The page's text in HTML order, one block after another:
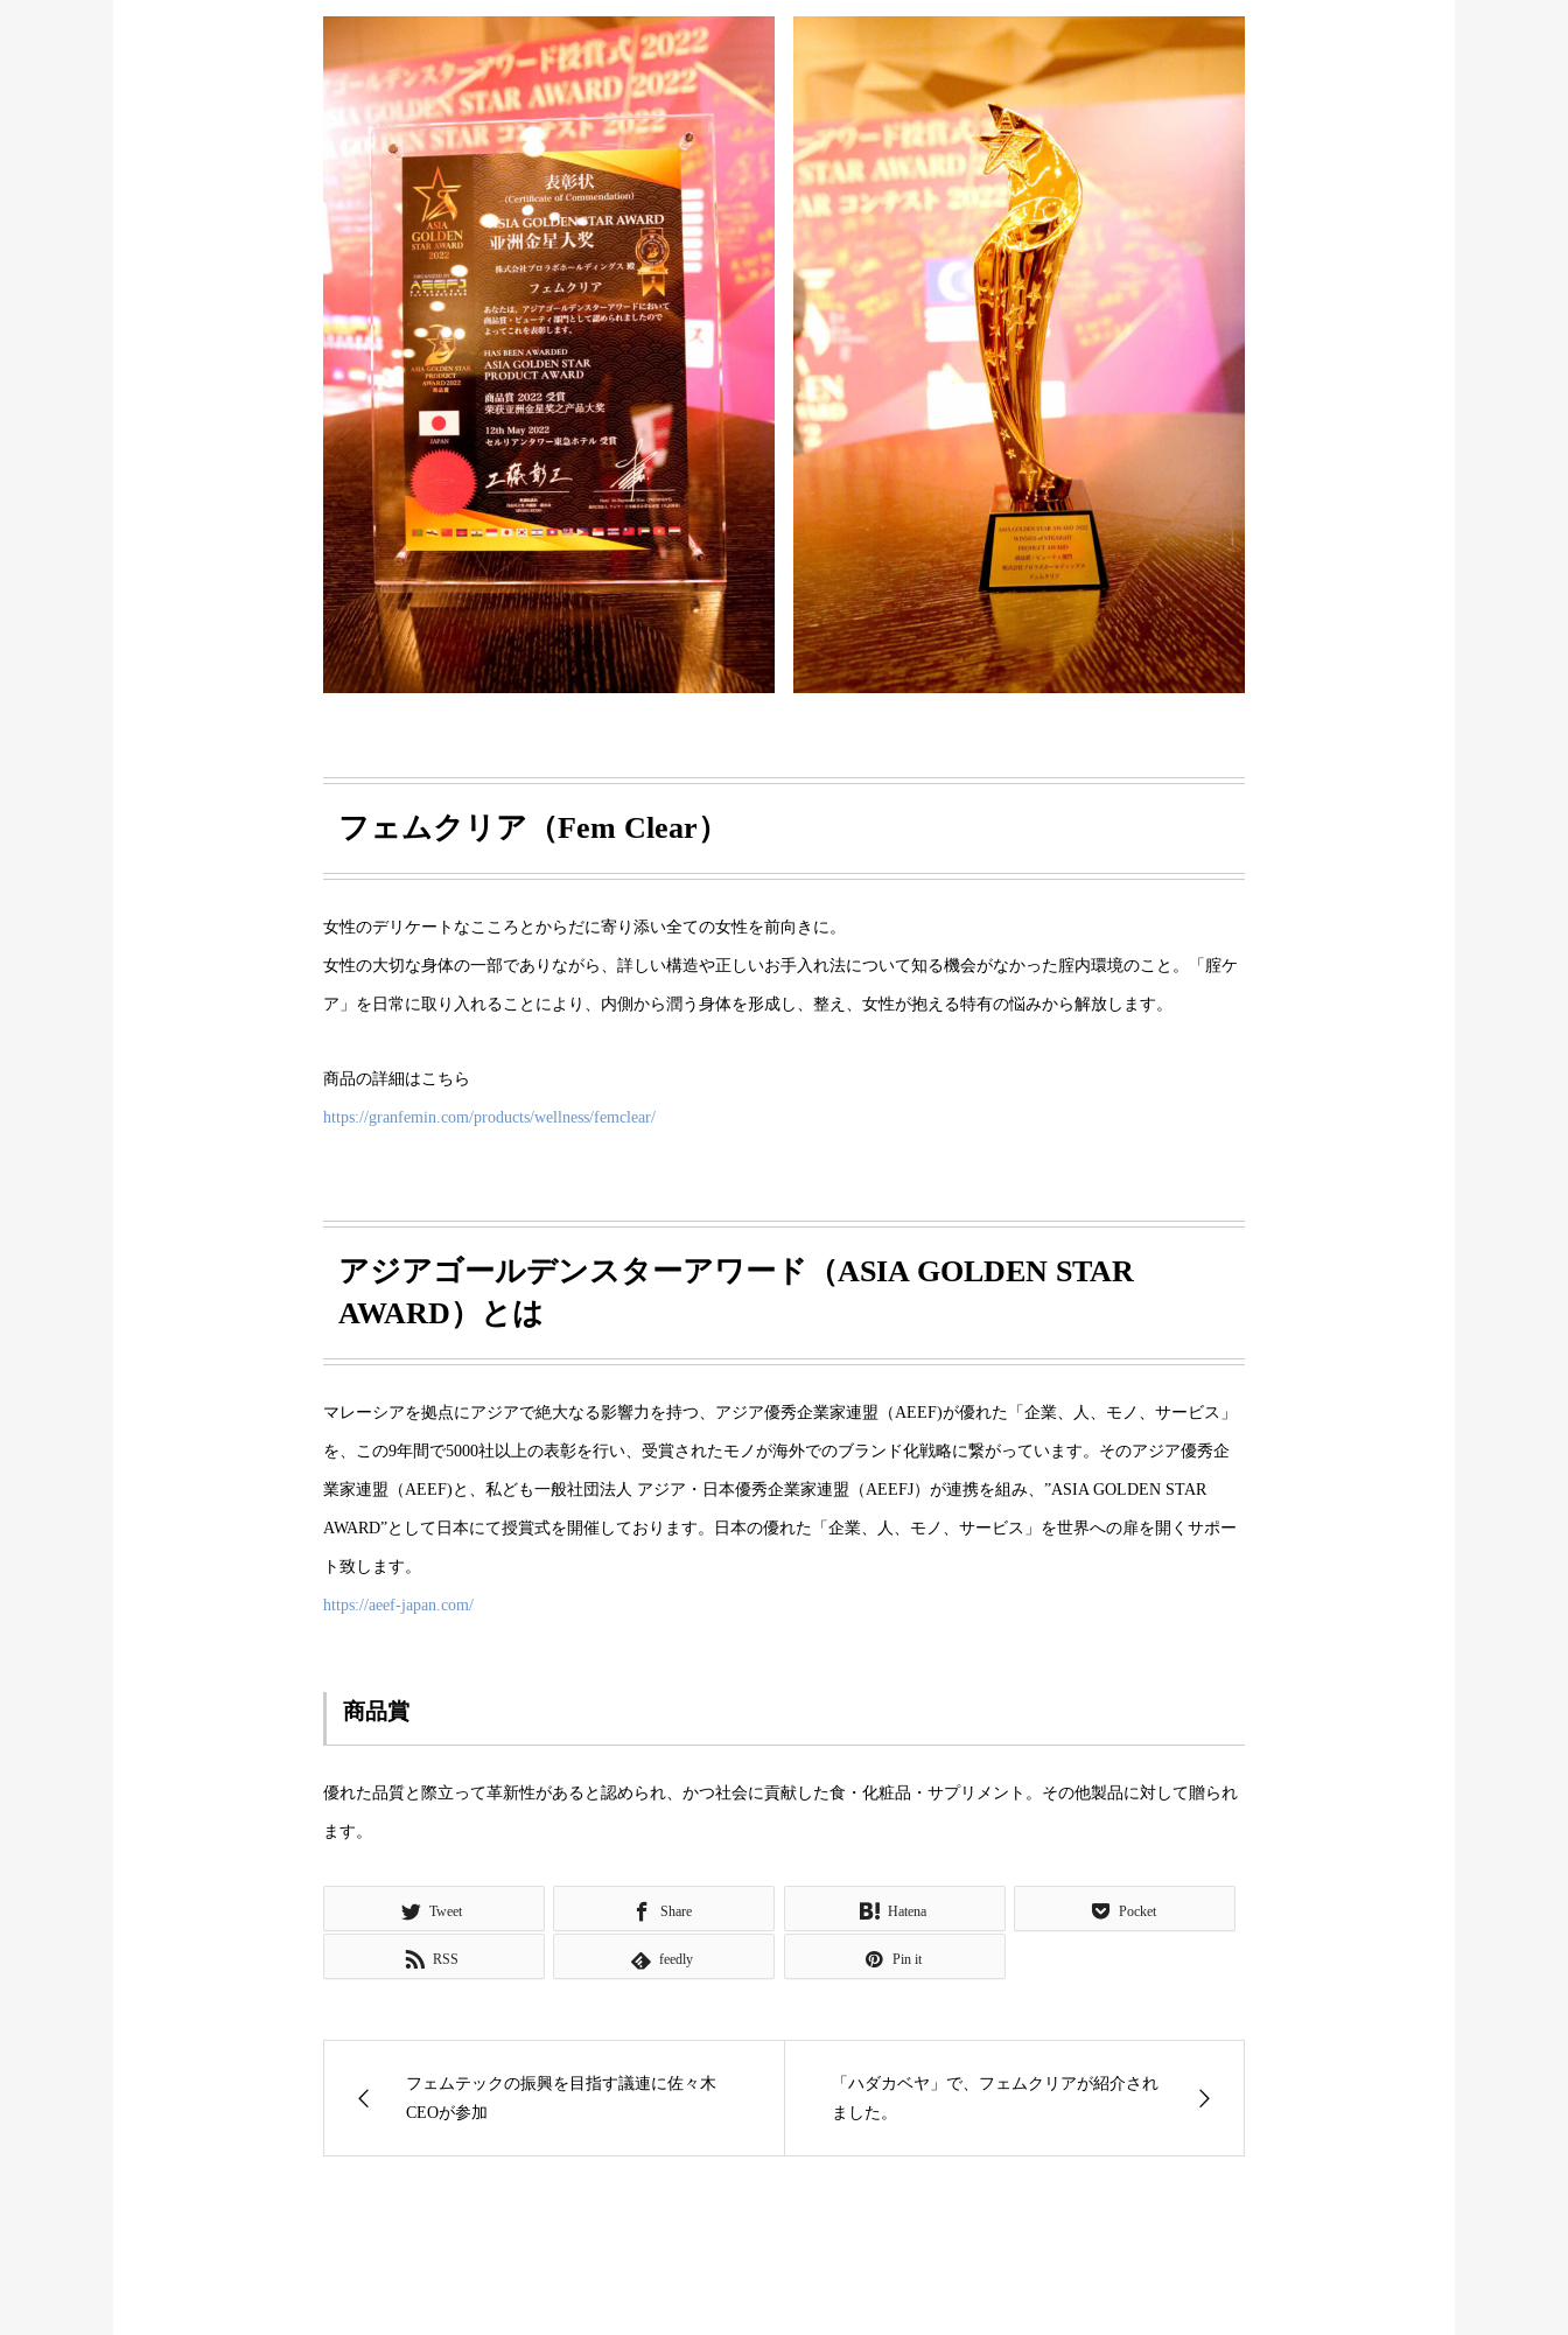
フェムクリア（Fem Clear）
女性のデリケートなこころとからだに寄り添い全ての女性を前向きに。
女性の大切な身体の一部でありながら、詳しい構造や正しいお手入れ法について知る機会がなかった腟内環境のこと。「腟ケ
ア」を日常に取り入れることにより、内側から潤う身体を形成し、整え、女性が抱える特有の悩みから解放します。
商品の詳細はこちら
https://granfemin.com/products/wellness/femclear/
アジアゴールデンスターアワード（ASIA GOLDEN STAR
AWARD）とは
マレーシアを拠点にアジアで絶大なる影響力を持つ、アジア優秀企業家連盟（AEEF)が優れた「企業、人、モノ、サービス」
を、この9年間で5000社以上の表彰を行い、受賞されたモノが海外でのブランド化戦略に繋がっています。そのアジア優秀企
業家連盟（AEEF)と、私ども一般社団法人 アジア・日本優秀企業家連盟（AEEFJ）が連携を組み、”ASIA GOLDEN STAR
AWARD”として日本にて授賞式を開催しております。日本の優れた「企業、人、モノ、サービス」を世界への扉を開くサポー
ト致します。
https://aeef-japan.com/
商品賞
優れた品質と際立って革新性があると認められ、かつ社会に貢献した食・化粧品・サプリメント。その他製品に対して贈られ
ます。
Tweet Share Hatena Pocket
RSS feedly Pin it
フェムテックの振興を目指す議連に佐々木
CEOが参加
「ハダカベヤ」で、フェムクリアが紹介され
ました。